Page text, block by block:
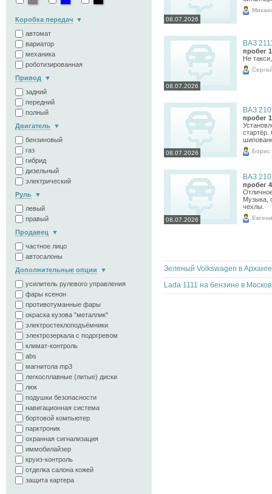
Коробка передач
автомат
вариатор
механика
роботизированная
Привод
задний
передний
полный
Двигатель
бензиновый
газ
гибрид
дизельный
электрический
Руль
левый
правый
Продавец
частное лицо
автосалоны
Дополнительные опции
усилитель рулевого управления
фары ксенон
противотуманные фары
окраска кузова "металлик"
электростеклоподъёмники
электрозеркала с подогревом
климат-контроль
abs
магнитола mp3
легкосплавные (литые) диски
люк
подушки безопасности
навигационная система
бортовой компьютер
парктроник
охранная сигнализация
иммобилайзер
круиз-контроль
отделка салона кожей
защита картера
08.07.2026
08.07.2026
ВАЗ
пробег
Не
08.07.2026
ВАЗ
пробег
стартёр.
Борис
08.07.2026
ВАЗ
пробег
Музыка,
чехлы.